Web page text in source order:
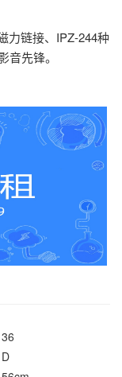
力链接、IPZ-244种
先锋。
36
D